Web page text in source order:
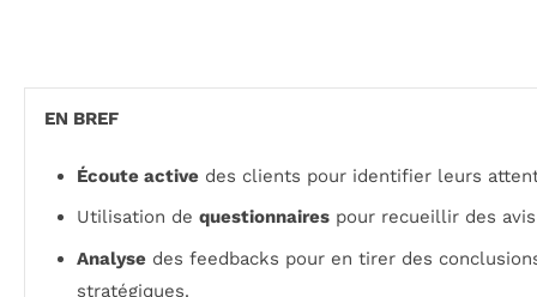
EN BREF
Écoute active des clients pour identifier leurs
Utilisation de questionnaires pour recueillir des
Analyse des feedbacks pour en tirer des
stratégiques.